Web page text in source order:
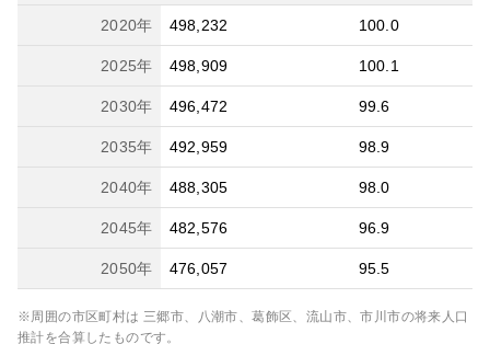
2020年 498,232 100.0
2025年 498,909 100.1
2030年 496,472 99.6
2035年 492,959 98.9
2040年 488,305 98.0
2045年 482,576 96.9
2050年 476,057 95.5
※周囲の市区町村は 三郷市、八潮市、葛飾区、流山市、市川市の将来人口
推計を合算したものです。